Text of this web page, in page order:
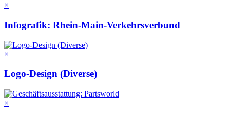
×
Infografik: Rhein-Main-Verkehrsverbund
×
Logo-Design (Diverse)
×